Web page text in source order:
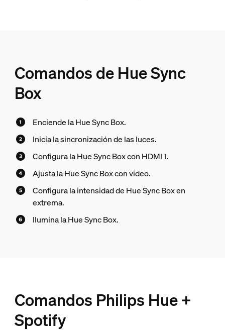
Comandos de Hue Sync
Box
Enciende la Hue Sync Box.
Inicia la sincronización de las luces.
Configura la Hue Sync Box con HDMI 1.
Ajusta la Hue Sync Box con video.
Configura la intensidad de Hue Sync Box en
extrema.
Ilumina la Hue Sync Box.
Comandos Philips Hue +
Spotify